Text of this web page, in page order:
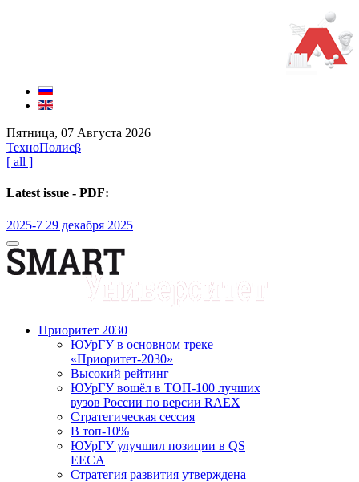
Пятница, 07 Августа 2026
ТехноПолисβ
[ all ]
Latest issue - PDF:
2025-7 29 декабря 2025
Приоритет 2030
ЮУрГУ в основном треке
«Приоритет-2030»
Высокий рейтинг
ЮУрГУ вошёл в ТОП-100 лучших
вузов России по версии RAEX
Стратегическая сессия
В топ-10%
ЮУрГУ улучшил позиции в QS
EECA
Стратегия развития утверждена